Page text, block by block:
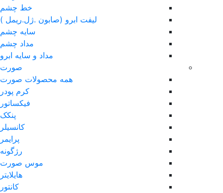
خط چشم
لیفت ابرو (صابون .ژل.ریمل )
سایه چشم
مداد چشم
مداد و سایه ابرو
صورت
همه محصولات صورت
کرم پودر
فیکساتور
پنکک
کانسیلر
پرایمر
رژگونه
موس صورت
هایلایتر
کانتور